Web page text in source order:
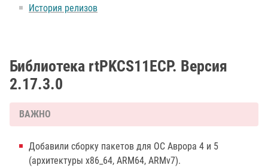
История релизов
Библиотека rtPKCS11ECP. Версия
2.17.3.0
ВАЖНО
Добавили сборку пакетов для ОС Аврора 4 и 5
(архитектуры x86_64, ARM64, ARMv7).